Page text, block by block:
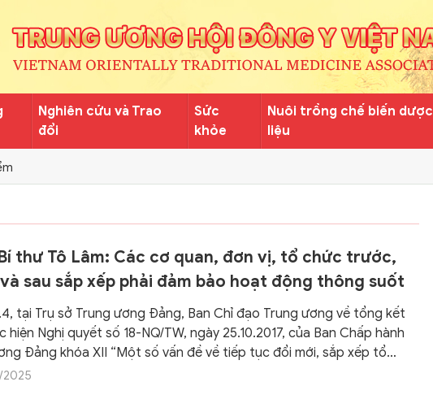
Nghiên cứu và Trao
đổi
Sức
khỏe
Nuôi trồng chế biến dược
liệu
thư Tô Lâm: Các cơ quan, đơn vị, tổ chức trước,
sau sắp xếp phải đảm bảo hoạt động thông suốt
tại Trụ sở Trung ương Đảng, Ban Chỉ đạo Trung ương về tổng kết
hiện Nghị quyết số 18-NQ/TW, ngày 25.10.2017, của Ban Chấp hành
Đảng khóa XII “Một số vấn đề về tiếp tục đổi mới, sắp xếp tổ
của hệ thống chính trị tinh gọn, hoạt động hiệu lực, hiệu quả”